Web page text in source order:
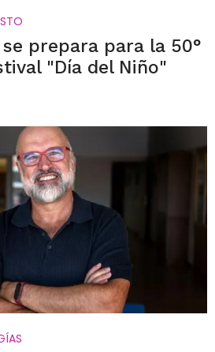
prepara para la 50°
"Día del Niño"